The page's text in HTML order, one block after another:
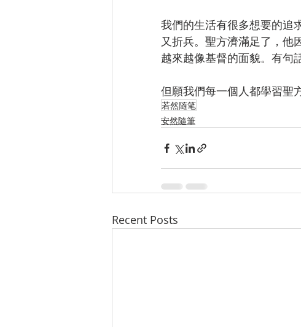
我們的生活有很多想要的追
又折兵。聖方濟滿足了，他
越來越像基督的面貌。有句
但願我們每一個人都學習聖
若然随笔
安然隨筆
Recent Posts